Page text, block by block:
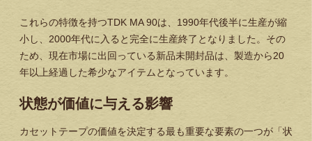
これらの特徴を持つTDK MA 90は、1990年代後半に生産が縮
小し、2000年代に入ると完全に生産終了となりました。その
ため、現在市場に出回っている新品未開封品は、製造から20
年以上経過した希少なアイテムとなっています。
状態が価値に与える影響
カセットテープの価値を決定する最も重要な要素の一つが「状